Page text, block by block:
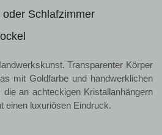
Schlafzimmer
Transparenter Körper
mit Goldfarbe und handwerklichen
an achteckigen Kristallanhängern
einen luxuriösen Eindruck.